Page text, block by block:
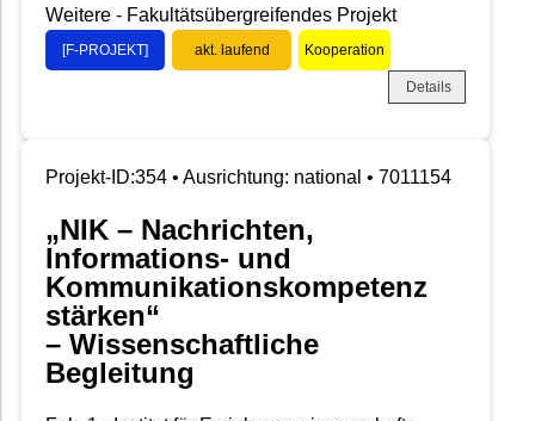
Weitere - Fakultätsübergreifendes Projekt
[F-PROJEKT] akt. laufend Kooperation
Details
Projekt-ID:354 • Ausrichtung: national • 7011154
„NIK – Nachrichten,
Informations- und
Kommunikationskompetenz
stärken“
– Wissenschaftliche
Begleitung